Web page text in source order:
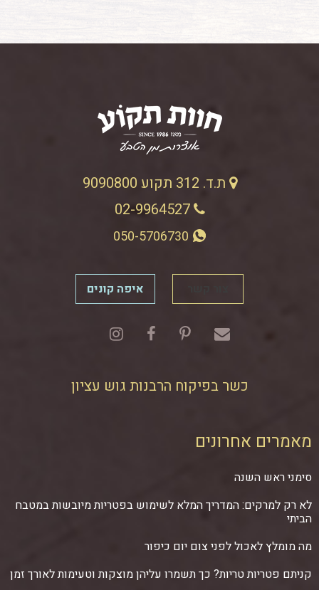
ת.ד. 312 תקוע 9090800
02-9964527
איפה קונים
כשר בפיקוח הרבנות גוש עציון
מאמרים אחרונים
סימני ראש השנה
לא רק למרקים: המדריך המלא לשימוש בפטריות מיובשות במטבח
הביתי
מה מומלץ לאכול לפני צום יום כיפור
קניתם פטריות טריות? כך תשמרו עליהן מוצקות וטעימות לאורך זמן